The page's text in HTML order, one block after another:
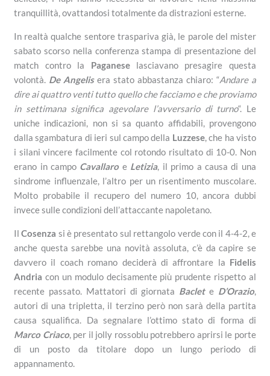
tranquillità, ovattandosi totalmente da distrazioni esterne.
In realtà qualche sentore traspariva già, le parole del mister
sabato scorso nella conferenza stampa di presentazione del
match contro la Paganeselasciavano presagire questa
volontà. De Angelisera stato abbastanza chiaro: “Andare a
dire ai quattro venti tutto quello che facciamo e che proviamo
in settimana significa agevolare l’avversario di turno“. Le
uniche indicazioni, non si sa quanto affidabili, provengono
dalla sgambatura di ieri sul campo della Luzzese, che ha visto
i silani vincere facilmente col rotondo risultato di 10-0. Non
erano in campo Cavallaro e Letizia, il primo a causa di una
sindrome influenzale, l’altro per un risentimento muscolare.
Molto probabile il recupero del numero 10, ancora dubbi
invece sulle condizioni dell’attaccante napoletano.
IlCosenza si è presentato sul rettangolo verde con il 4-4-2, e
anche questa sarebbe una novità assoluta, c’è da capire se
davvero il coach romano deciderà di affrontare la Fidelis
Andria con un modulo decisamente più prudente rispetto al
recente passato. Mattatori di giornata Baclet e D’Orazio,
autori di una tripletta, il terzino però non sarà della partita
causa squalifica. Da segnalare l’ottimo stato di forma di
Marco Criaco, per il jolly rossoblu potrebbero aprirsi le porte
di un posto da titolare dopo un lungo periodo di
appannamento.